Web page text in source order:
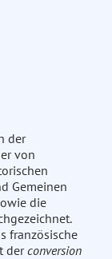
der
von
Gemeinen
die
französische
derconversion